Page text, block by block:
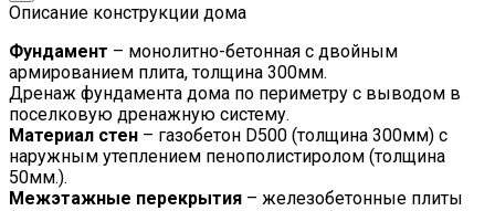
Описание конструкции дома
Фундамент – монолитно-бетонная с двойным
армированием плита, толщина 300мм.
Дренаж фундамента дома по периметру с выводом в
поселковую дренажную систему.
Материал стен – газобетон D500 (толщина 300мм) с
наружным утеплением пенополистиролом (толщина
50мм.).
Межэтажные перекрытия – железобетонные плиты